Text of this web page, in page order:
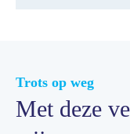
Trots op weg
Met deze